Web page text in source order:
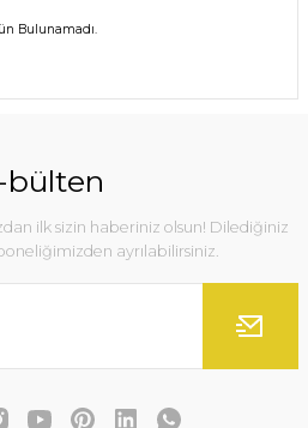
Bulunamadı.
bülten
ilk sizin haberiniz olsun! Dilediğiniz
ayrılabilirsiniz.